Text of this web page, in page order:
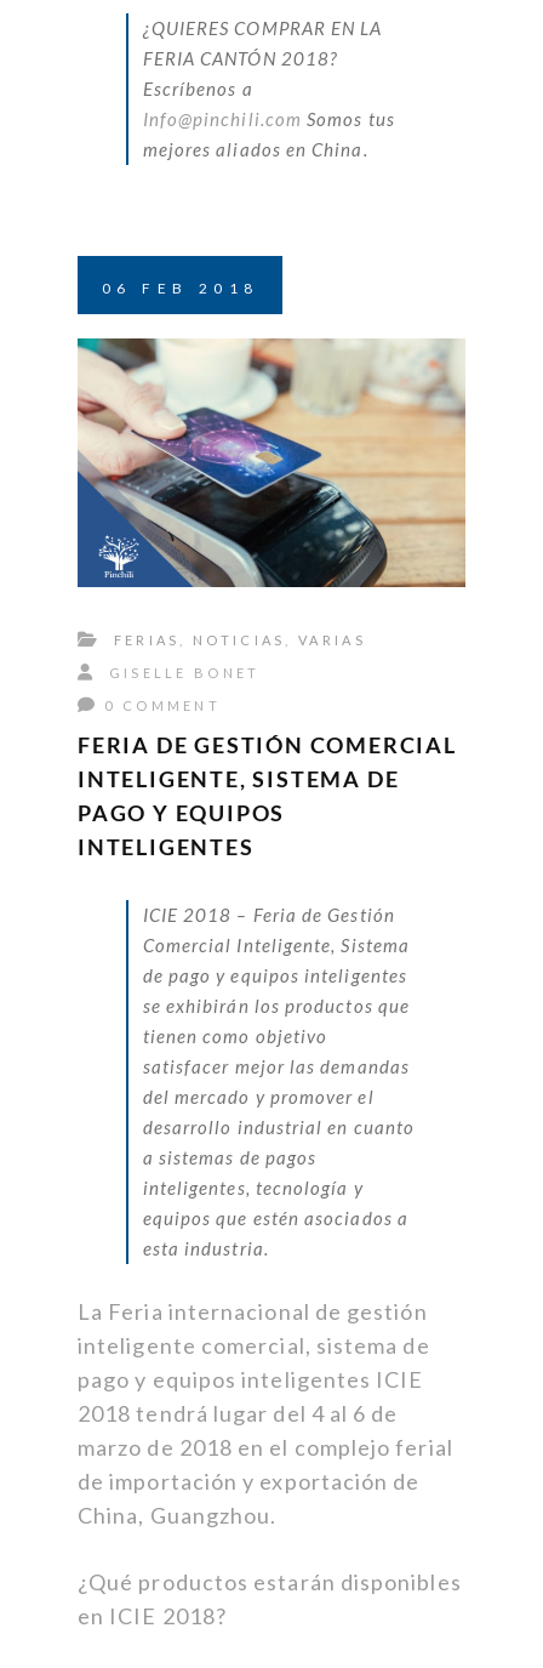
¿QUIERES COMPRAR EN LA
FERIA CANTÓN 2018?
Escríbenos a
Info@pinchili.com Somos tus
mejores aliados en China.
06 FEB 2018
FERIAS NOTICIAS ,VARIAS
GISELLE BONET
0 COMMENT
FERIA DE GESTIÓN COMERCIAL
INTELIGENTE, SISTEMA DE
PAGO Y EQUIPOS
INTELIGENTES
ICIE 2018 – Feria de Gestión
Comercial Inteligente, Sistema
de pago y equipos inteligentes
se exhibirán los productos que
tienen como objetivo
satisfacer mejor las demandas
del mercado y promover el
desarrollo industrial en cuanto
a sistemas de pagos
inteligentes, tecnología y
equipos que estén asociados a
esta industria.
La Feria internacional de gestión
inteligente comercial, sistema de
pago y equipos inteligentes ICIE
2018 tendrá lugar del 4 al 6 de
marzo de 2018 en el complejo ferial
de importación y exportación de
China, Guangzhou.
¿Qué productos estarán disponibles
en ICIE 2018?